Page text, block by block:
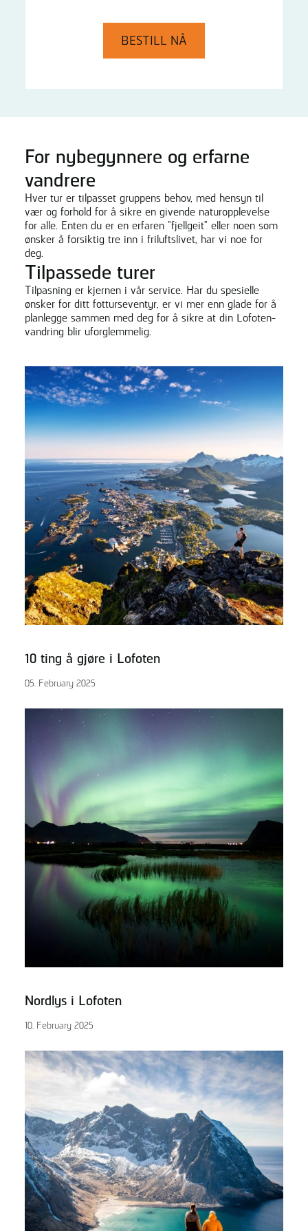
BESTILL NÅ
For nybegynnere og erfarne
vandrere
Hver tur er tilpasset gruppens behov, med hensyn til
vær og forhold for å sikre en givende naturopplevelse
for alle. Enten du er en erfaren "fjellgeit" eller noen som
ønsker å forsiktig tre inn i friluftslivet, har vi noe for
deg.
Tilpassede turer
Tilpasning er kjernen i vår service. Har du spesielle
ønsker for ditt fotturseventyr, er vi mer enn glade for å
planlegge sammen med deg for å sikre at din Lofoten-
vandring blir uforglemmelig.
10 ting å gjøre i Lofoten
05. February 2025
Nordlys i Lofoten
10. February 2025